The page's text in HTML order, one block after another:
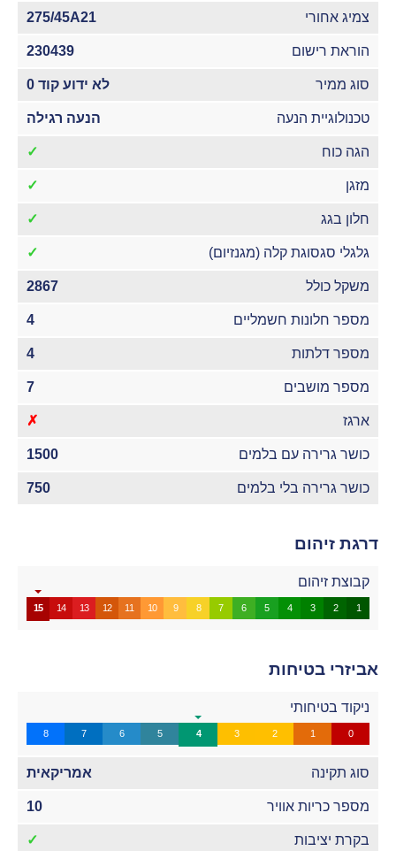
צמיג אחורי 275/45A21
הוראת רישום 230439
סוג ממיר לא ידוע קוד 0
טכנולוגיית הנעה הנעה רגילה
הגה כוח ✓
מזגן ✓
חלון בגג ✓
גלגלי סגסוגת קלה (מגנזיום) ✓
משקל כולל 2867
מספר חלונות חשמליים 4
מספר דלתות 4
מספר מושבים 7
ארגז ✗
כושר גרירה עם בלמים 1500
כושר גרירה בלי בלמים 750
דרגת זיהום
קבוצת זיהום
1
2
3
4
5
6
7
8
9
10
11
12
13
14
15
אביזרי בטיחות
ניקוד בטיחותי
0
1
2
3
4
5
6
7
8
סוג תקינה אמריקאית
מספר כריות אוויר 10
בקרת יציבות ✓